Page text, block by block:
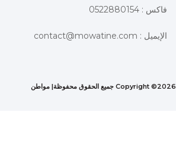
فاكس : 0522880154
الإيميل : contact@mowatine.com
Copyright ©2026 جميع الحقوق محفوظة| مواطن